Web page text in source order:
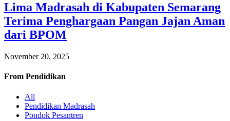
Lima Madrasah di Kabupaten Semarang
Terima Penghargaan Pangan Jajan Aman
dari BPOM
November 20, 2025
From Pendidikan
All
Pendidikan Madrasah
Pondok Pesantren